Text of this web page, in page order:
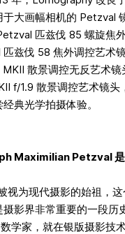
大画幅相机的 Petzval
匹兹伐 85 螺旋焦
兹伐 58 焦外调控艺术
散景调控无反艺术
f/1.9 散景调控艺术镜头
典光学拍摄体验。
Maximilian Petzval 是
视为现代摄影的始祖，
影界非常重要的一段历
学家，就在银版摄影技